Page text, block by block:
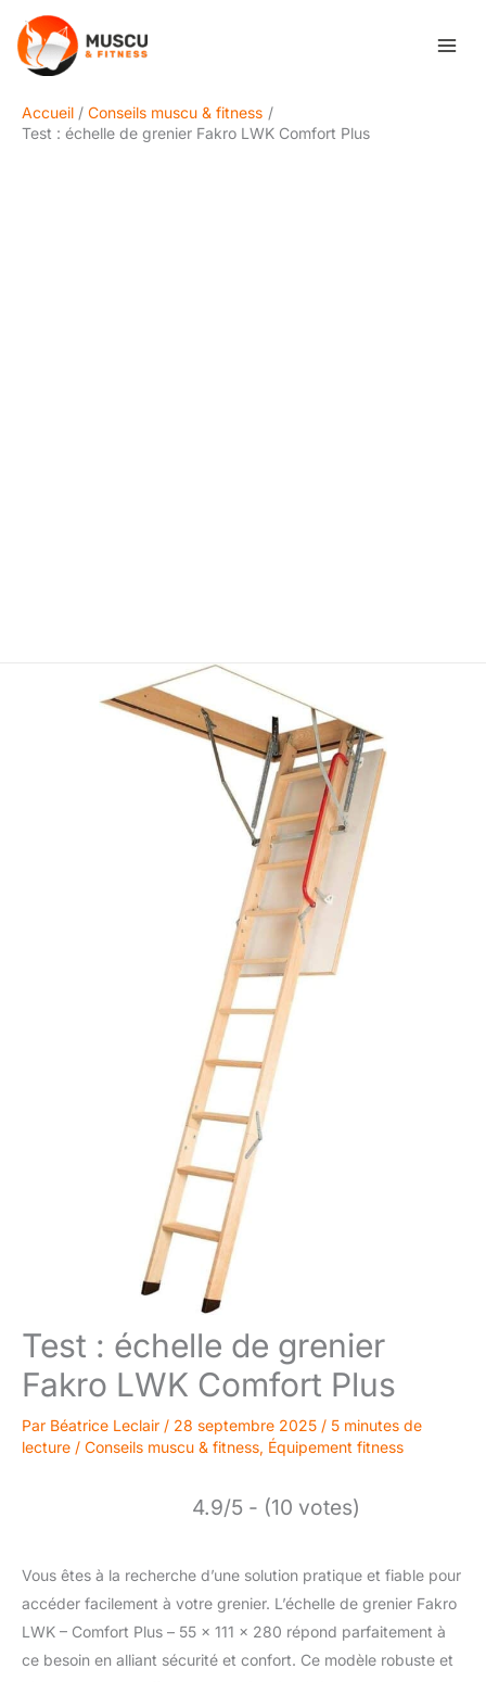
contenu
Accueil
Conseils muscu & fitness
Test : échelle de grenier Fakro LWK Comfort Plus
Test : échelle de grenier
Fakro LWK Comfort Plus
Par Béatrice Leclair / 28 septembre 2025 / 5 minutes de
lecture / Conseils muscu & fitness, Équipement fitness
4.9/5 - (10 votes)
Vous êtes à la recherche d’une solution pratique et fiable pour
accéder facilement à votre grenier. L’échelle de grenier Fakro
LWK – Comfort Plus – 55 x 111 x 280 répond parfaitement à
ce besoin en alliant sécurité et confort. Ce modèle robuste et
Rechercher